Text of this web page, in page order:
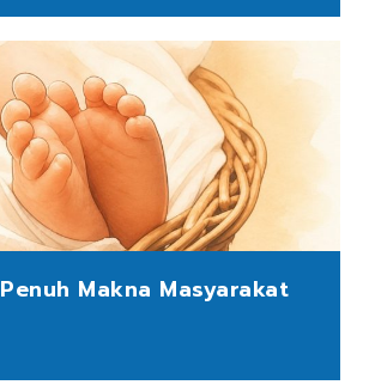
Makna Masyarakat